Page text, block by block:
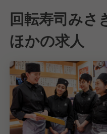
回転寿司みさ
ほかの求人